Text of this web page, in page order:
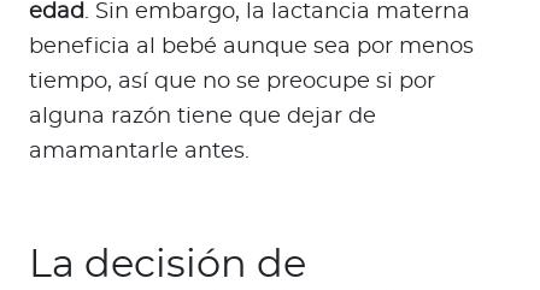
edad. Sin embargo, la lactancia materna
beneficia al bebé aunque sea por menos
tiempo, así que no se preocupe si por
alguna razón tiene que dejar de
amamantarle antes.
La decisión de